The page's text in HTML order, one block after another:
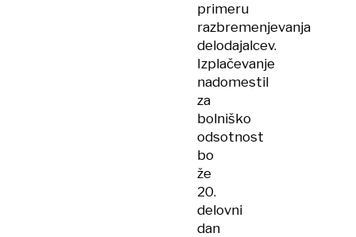
primeru
razbremenjevanja
delodajalcev.
Izplačevanje
nadomestil
za
bolniško
odsotnost
bo
že
20.
delovni
dan